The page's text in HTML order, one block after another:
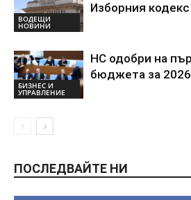
ВОДЕЩИ
НОВИНИ
Изборния кодекс
БИЗНЕС И
УПРАВЛЕНИЕ
НС одобри на
бюджета за 2026
ПОСЛЕДВАЙТЕ НИ